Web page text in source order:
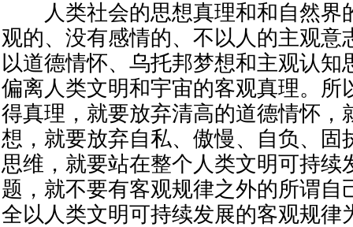
人类社会的思想真理和和自然界
观的、没有感情的、不以人的主观意
以道德情怀、乌托邦梦想和主观认知
偏离人类文明和宇宙的客观真理。所
得真理，就要放弃清高的道德情怀，
想，就要放弃自私、傲慢、自负、固
思维，就要站在整个人类文明可持续
题，就不要有客观规律之外的所谓自
全以人类文明可持续发展的客观规律